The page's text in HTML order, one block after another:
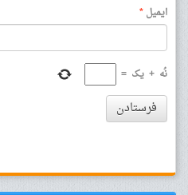
ایمیل*
نُه + یک =
فرستادن